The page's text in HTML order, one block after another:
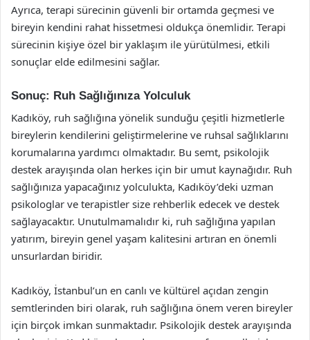
Ayrıca, terapi sürecinin güvenli bir ortamda geçmesi ve
bireyin kendini rahat hissetmesi oldukça önemlidir. Terapi
sürecinin kişiye özel bir yaklaşım ile yürütülmesi, etkili
sonuçlar elde edilmesini sağlar.
Sonuç: Ruh Sağlığınıza Yolculuk
Kadıköy, ruh sağlığına yönelik sunduğu çeşitli hizmetlerle
bireylerin kendilerini geliştirmelerine ve ruhsal sağlıklarını
korumalarına yardımcı olmaktadır. Bu semt, psikolojik
destek arayışında olan herkes için bir umut kaynağıdır. Ruh
sağlığınıza yapacağınız yolculukta, Kadıköy’deki uzman
psikologlar ve terapistler size rehberlik edecek ve destek
sağlayacaktır. Unutulmamalıdır ki, ruh sağlığına yapılan
yatırım, bireyin genel yaşam kalitesini artıran en önemli
unsurlardan biridir.
Kadıköy, İstanbul’un en canlı ve kültürel açıdan zengin
semtlerinden biri olarak, ruh sağlığına önem veren bireyler
için birçok imkan sunmaktadır. Psikolojik destek arayışında